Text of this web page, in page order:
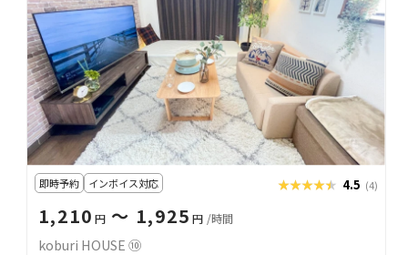
即時予約 インボイス対応 ★★★★★
★★★★★ 4.5 (4)
1,210 円〜 1,925 円 /時間
koburi HOUSE ⑩